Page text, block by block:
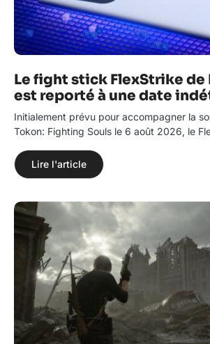
Le fight stick FlexStrike de
est reporté à une date
Initialement prévu pour accompagner la
Tokon: Fighting Souls le 6 août 2026, le
Lire l'article